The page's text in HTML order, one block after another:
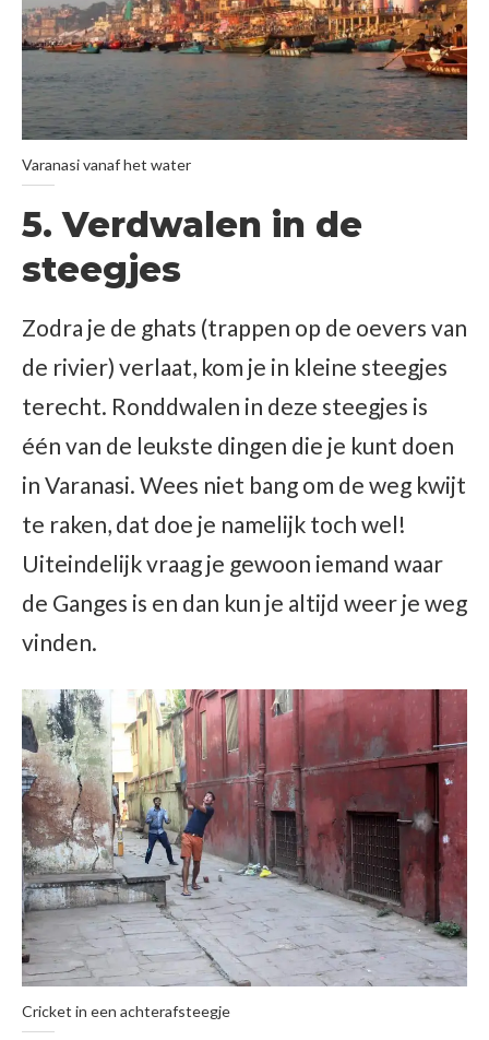
Varanasi vanaf het water
5. Verdwalen in de
steegjes
Zodra je de ghats (trappen op de oevers van
de rivier) verlaat, kom je in kleine steegjes
terecht. Ronddwalen in deze steegjes is
één van de leukste dingen die je kunt doen
in Varanasi. Wees niet bang om de weg kwijt
te raken, dat doe je namelijk toch wel!
Uiteindelijk vraag je gewoon iemand waar
de Ganges is en dan kun je altijd weer je weg
vinden.
Cricket in een achterafsteegje